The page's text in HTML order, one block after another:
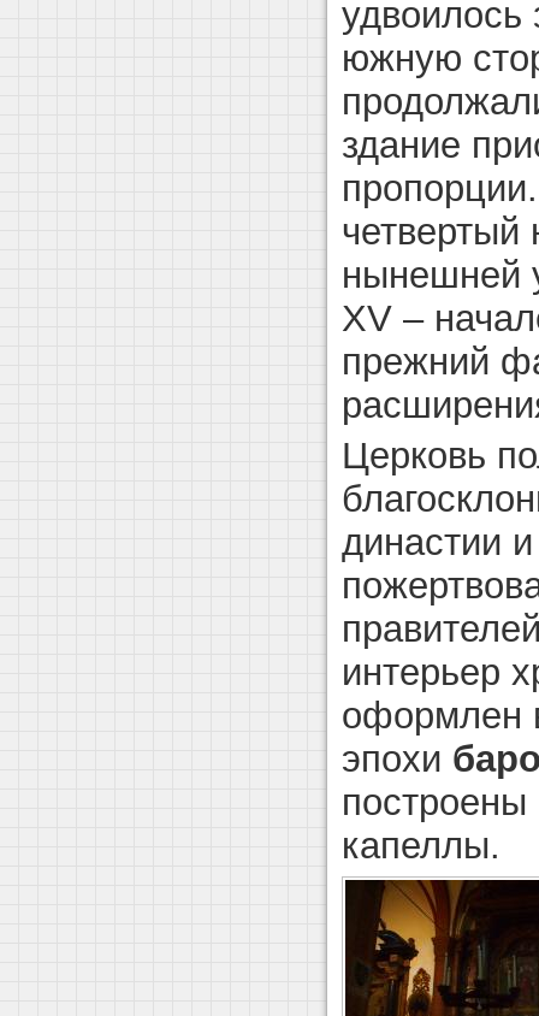
удвоилось
южную
здание
нынешней
XV –
прежний
Церковь
династии
интерьер
оформлен
эпохи
капеллы.